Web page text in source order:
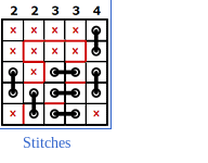
Stitches